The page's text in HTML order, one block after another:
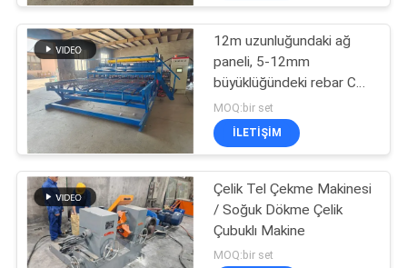
Rulo örgü kaynak
makinesi
12m uzunluğundaki ağ
paneli, 5-12mm
büyüklüğündeki rebar CE
Güçlendirme Ağı kaynak
makinesi
MOQ:bir set
İLETIŞIM
Çelik Tel Çekme Makinesi
/ Soğuk Dökme Çelik
Çubuklı Makine
MOQ:bir set